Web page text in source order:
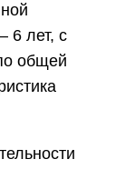
6 лет, с
общей